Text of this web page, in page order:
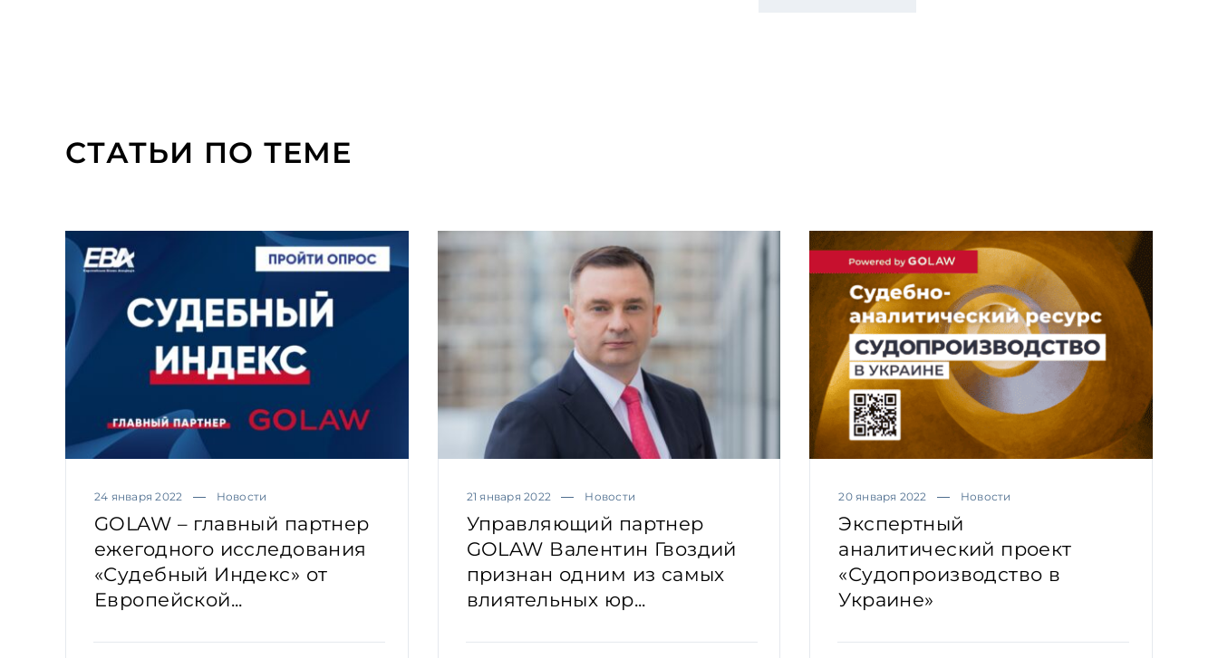
СТАТЬИ ПО ТЕМЕ
24 января 2022 Новости
GOLAW – главный партнер
ежегодного исследования
«Судебный Индекс» от
Европейской...
21 января 2022 Новости
Управляющий партнер
GOLAW Валентин Гвоздий
признан одним из самых
влиятельных юр...
20 января 2022 Новости
Экспертный
аналитический проект
«Судопроизводство в
Украине»